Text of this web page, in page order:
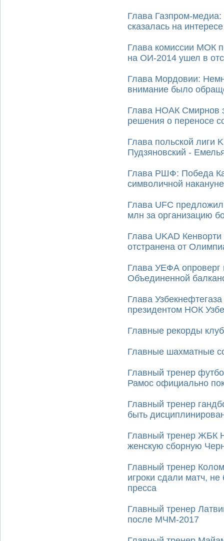
Глава Газпром-
сказалась на
Глава комиссии МОК
на ОИ-2014 ушел в
Глава Мордовии:
внимание было
Глава НОАК Смирнов
решения о переносе
Глава польской лиги
Пудзяновский -
Глава РШФ: Победа
символичной
Глава UFC
млн за организацию
Глава UKAD
отстранена от
Глава УЕФА
Объединенной
Глава
президентом НОК
Главные рекорды
Главные шахматные
Главный тренер
Рамос официально
Главный тренер
быть
Главный тренер ЖБК
женскую сборную
Главный тренер
игроки сдали матч,
пресса
Главный тренер
после МЧМ-2017